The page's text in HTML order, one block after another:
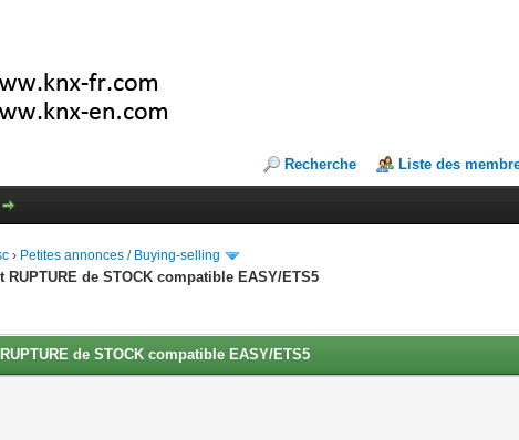
Recherche Liste des
› Petites annonces / Buying-selling
RUPTURE de STOCK compatible EASY/ETS5
de STOCK compatible EASY/ETS5